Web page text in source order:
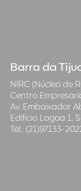
Barra da
NIRC (Núcleo de
Centro
Av. Embaixador
Edifício Lagoa 1,
Tel.: (21)97133-